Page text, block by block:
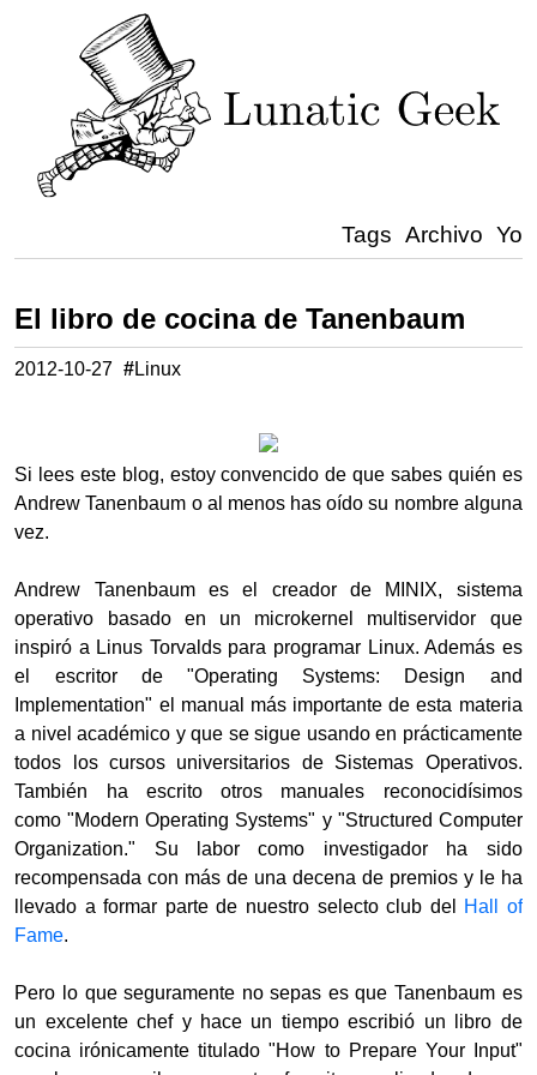
Tags Archivo Yo
El libro de cocina de Tanenbaum
2012-10-27 #Linux
Si lees este blog, estoy convencido de que sabes quién es
Andrew Tanenbaum o al menos has oído su nombre alguna
vez.
Andrew Tanenbaum es el creador de MINIX, sistema
operativo basado en un microkernel multiservidor que
inspiró a Linus Torvalds para programar Linux. Además es
el escritor de "Operating Systems: Design and
Implementation" el manual más importante de esta materia
a nivel académico y que se sigue usando en prácticamente
todos los cursos universitarios de Sistemas Operativos.
También ha escrito otros manuales reconocidísimos
como "Modern Operating Systems" y "Structured Computer
Organization." Su labor como investigador ha sido
recompensada con más de una decena de premios y le ha
llevado a formar parte de nuestro selecto club del
Hall of
Fame.
Pero lo que seguramente no sepas es que Tanenbaum es
un excelente chef y hace un tiempo escribió un libro de
cocina irónicamente titulado "How to Prepare Your Input"